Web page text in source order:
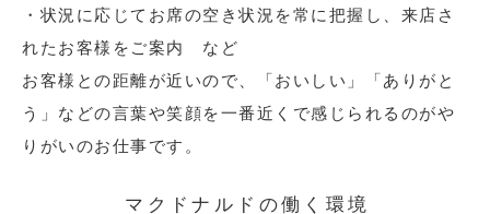
・状況に応じてお席の空き状況を常に把握し、来店さ
れたお客様をご案内 など
お客様との距離が近いので、「おいしい」「ありがと
う」などの言葉や笑顔を一番近くで感じられるのがや
りがいのお仕事です。
マクドナルドの働く環境